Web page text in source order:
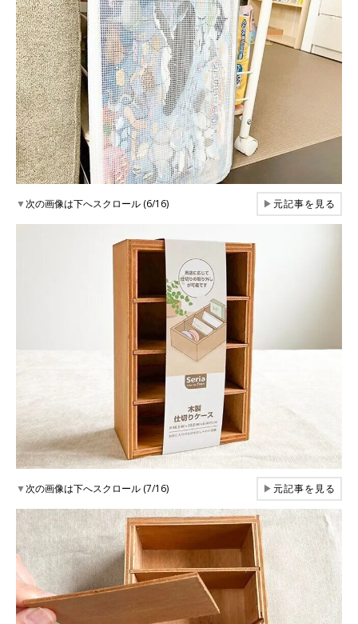
▼次の画像は下へスクロール (6/16) ▶元記事を見る
▼次の画像は下へスクロール (7/16) ▶元記事を見る